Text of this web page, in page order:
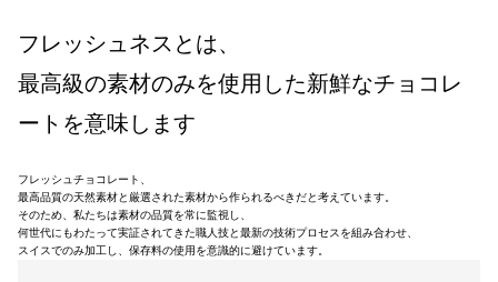
フレッシュネスとは、
最高級の素材のみを使用した新鮮なチョコレ
ートを意味します
フレッシュチョコレート、
最高品質の天然素材と厳選された素材から作られるべきだと考えています。
そのため、私たちは素材の品質を常に監視し、
何世代にもわたって実証されてきた職人技と最新の技術プロセスを組み合わせ、
スイスでのみ加工し、保存料の使用を意識的に避けています。